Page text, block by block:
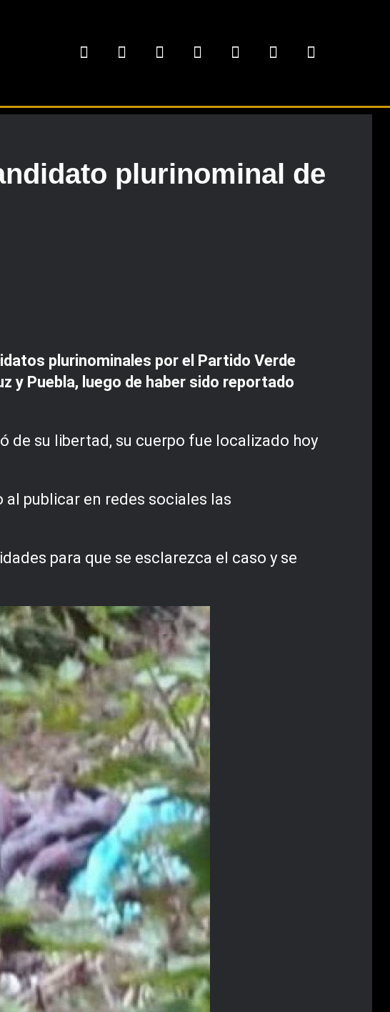
plurinominal de
plurinominales por el Partido Verde
y Puebla, luego de haber sido reportado
de su libertad, su cuerpo fue localizado hoy
publicar en redes sociales las
para que se esclarezca el caso y se